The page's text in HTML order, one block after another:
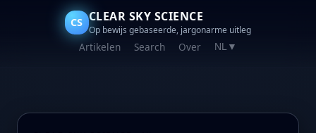
CS CLEAR SKY SCIENCE
Op bewijs gebaseerde, jargonarme uitleg
Artikelen Search Over NL ▼